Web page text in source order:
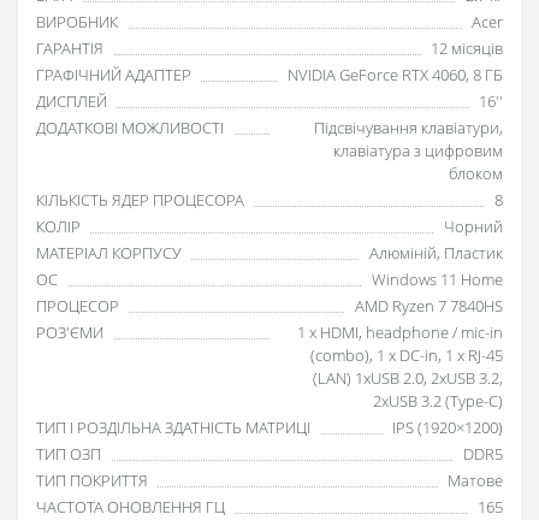
ВИРОБНИК
Acer
ГАРАНТІЯ
12 місяців
ГРАФІЧНИЙ АДАПТЕР
NVIDIA GeForce RTX 4060, 8 ГБ
ДИСПЛЕЙ
16''
ДОДАТКОВІ МОЖЛИВОСТІ
Підсвічування клавіатури,
клавіатура з цифровим
блоком
КІЛЬКІСТЬ ЯДЕР ПРОЦЕСОРА
8
КОЛІР
Чорний
МАТЕРІАЛ КОРПУСУ
Алюміній, Пластик
ОС
Windows 11 Home
ПРОЦЕСОР
AMD Ryzen 7 7840HS
РОЗ'ЄМИ
1 x HDMI, headphone / mic-in
(combo), 1 х DC-in, 1 х RJ-45
(LAN) 1xUSB 2.0, 2xUSB 3.2,
2xUSB 3.2 (Type-C)
ТИП І РОЗДІЛЬНА ЗДАТНІСТЬ МАТРИЦІ
IPS (1920×1200)
ТИП ОЗП
DDR5
ТИП ПОКРИТТЯ
Матове
ЧАСТОТА ОНОВЛЕННЯ ГЦ
165